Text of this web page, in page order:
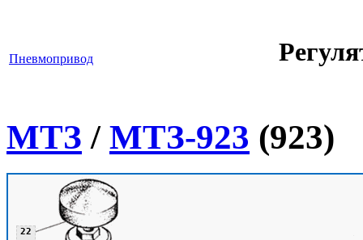
Пневмопривод
МТЗ / МТЗ-923 (923)
22